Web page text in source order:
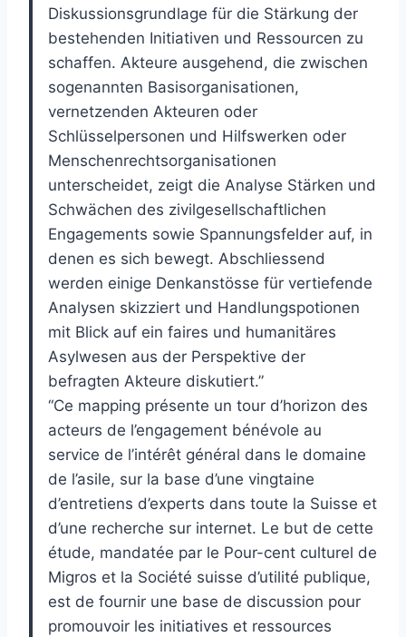
Diskussionsgrundlage für die Stärkung der
bestehenden Initiativen und Ressourcen zu
schaffen. Akteure ausgehend, die zwischen
sogenannten Basisorganisationen,
vernetzenden Akteuren oder
Schlüsselpersonen und Hilfswerken oder
Menschenrechtsorganisationen
unterscheidet, zeigt die Analyse Stärken und
Schwächen des zivilgesellschaftlichen
Engagements sowie Spannungsfelder auf, in
denen es sich bewegt. Abschliessend
werden einige Denkanstösse für vertiefende
Analysen skizziert und Handlungspotionen
mit Blick auf ein faires und humanitäres
Asylwesen aus der Perspektive der
befragten Akteure diskutiert.”
“Ce mapping présente un tour d’horizon des
acteurs de l’engagement bénévole au
service de l’intérêt général dans le domaine
de l’asile, sur la base d’une vingtaine
d’entretiens d’experts dans toute la Suisse et
d’une recherche sur internet. Le but de cette
étude, mandatée par le Pour-cent culturel de
Migros et la Société suisse d’utilité publique,
est de fournir une base de discussion pour
promouvoir les initiatives et ressources